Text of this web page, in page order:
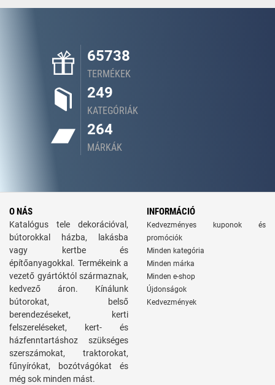
65738
TERMÉKEK
249
KATEGÓRIÁK
264
MÁRKÁK
O NÁS
Katalógus tele dekorációval,
bútorokkal házba, lakásba
vagy kertbe és
építőanyagokkal. Termékeink a
vezető gyártóktól származnak,
kedvező áron. Kínálunk
bútorokat, belső
berendezéseket, kerti
felszereléseket, kert- és
házfenntartáshoz szükséges
szerszámokat, traktorokat,
fűnyírókat, bozótvágókat és
még sok minden mást.
INFORMÁCIÓ
Kedvezményes kuponok és
promóciók
Minden kategória
Minden márka
Minden e-shop
Újdonságok
Kedvezmények